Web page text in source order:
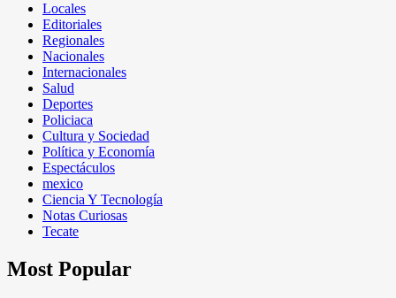
Locales
Editoriales
Regionales
Nacionales
Internacionales
Salud
Deportes
Policiaca
Cultura y Sociedad
Política y Economía
Espectáculos
mexico
Ciencia Y Tecnología
Notas Curiosas
Tecate
Most Popular